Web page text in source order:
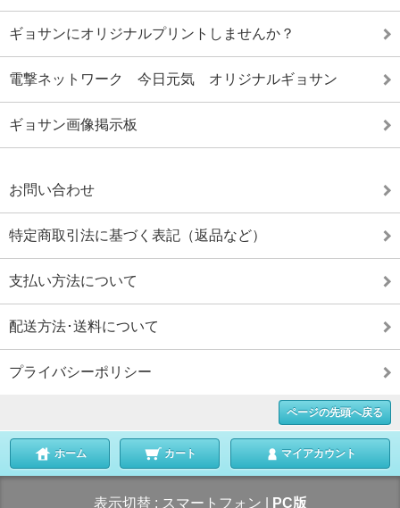
ギョサンにオリジナルプリントしませんか？
電撃ネットワーク 今日元気 オリジナルギョサン
ギョサン画像掲示板
お問い合わせ
特定商取引法に基づく表記（返品など）
支払い方法について
配送方法･送料について
プライバシーポリシー
ページの先頭へ戻る
ホーム カート マイアカウント
表示切替 : スマートフォン PC版